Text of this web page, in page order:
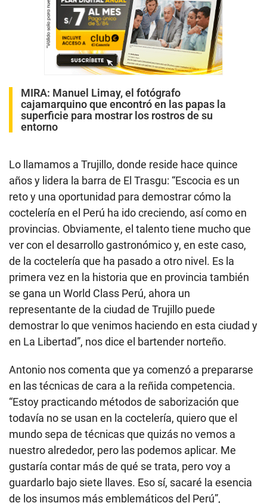
MIRA: Manuel Limay, el fotógrafo
cajamarquino que encontró en las papas la
superficie para mostrar los rostros de su
entorno
Lo llamamos a Trujillo, donde reside hace quince
años y lidera la barra de El Trasgu: “Escocia es un
reto y una oportunidad para demostrar cómo la
coctelería en el Perú ha ido creciendo, así como en
provincias. Obviamente, el talento tiene mucho que
ver con el desarrollo gastronómico y, en este caso,
de la coctelería que ha pasado a otro nivel. Es la
primera vez en la historia que en provincia también
se gana un World Class Perú, ahora un
representante de la ciudad de Trujillo puede
demostrar lo que venimos haciendo en esta ciudad y
en La Libertad”, nos dice el bartender norteño.
Antonio nos comenta que ya comenzó a prepararse
en las técnicas de cara a la reñida competencia.
“Estoy practicando métodos de saborización que
todavía no se usan en la coctelería, quiero que el
mundo sepa de técnicas que quizás no vemos a
nuestro alrededor, pero las podemos aplicar. Me
gustaría contar más de qué se trata, pero voy a
guardarlo bajo siete llaves. Eso sí, sacaré la esencia
de los insumos más emblemáticos del Perú”,